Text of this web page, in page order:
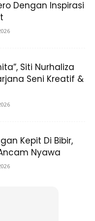
in, faaliqol habbi wan-
wal furqoon. A’udzu
binaa-shiyatih.
falaysa duunaka
minal faqri.
Dengan Inspirasi
Siti Nurhaliza
Seni Kreatif &
Kepit Di Bibir,
Nyawa